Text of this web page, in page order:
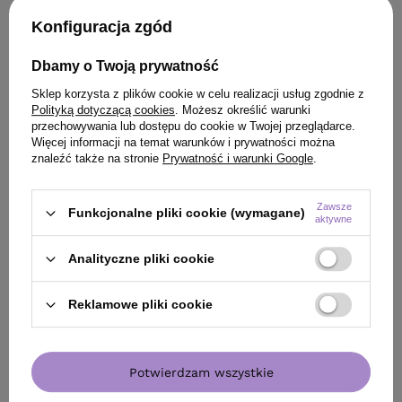
PRODUKT KUPILI TAKŻE
OFERTA BESTSELLER
Lakier Artego Qualify modelujący i
zwiększający objętość 500 ml
47,80 zł
BESTSELLER
Krem
VOL 6,6 % 90 ml
Konfiguracja zgód
Dbamy o Twoją prywatność
Sklep korzysta z plików cookie w celu realizacji usług zgodnie z
Polityką dotyczącą cookies. Możesz określić warunki
przechowywania lub dostępu do cookie w Twojej przeglądarce.
Więcej informacji na temat warunków i prywatności można
znaleźć także na stronie Prywatność i warunki Google.
Funkcjonalne pliki cookie (wymagane)
Zawsze
aktywne
Analityczne pliki cookie
Reklamowe pliki cookie
Potwierdzam wszystkie